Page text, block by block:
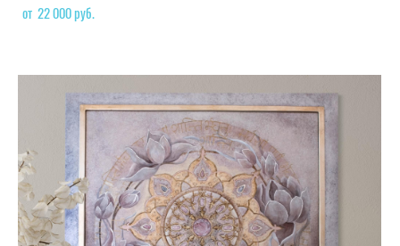
от 22 000 pуб.